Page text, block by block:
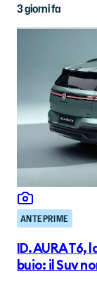
3 giorni fa
ANTEPRIME
ID. AURA
buio: il Suv